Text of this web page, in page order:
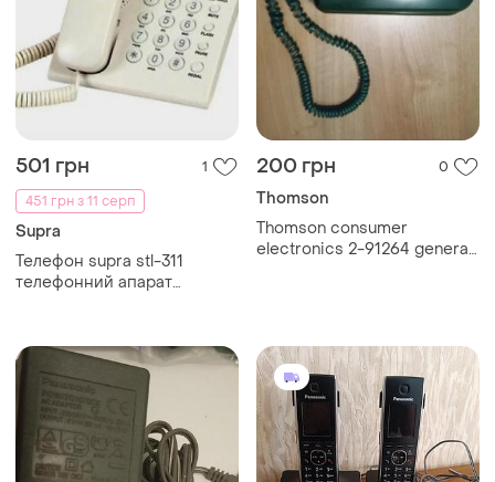
501 грн
1
451 грн з 11 серп
Supra
Телефон supra stl-311
телефонний апарат
200 грн 0
Thomson
Thomson consumer
electronics 2-91264 general